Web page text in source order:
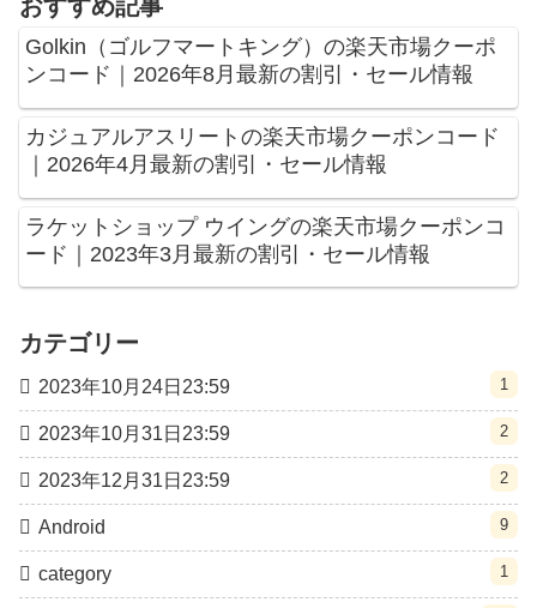
おすすめ記事
Golkin（ゴルフマートキング）の楽天市場クーポ
ンコード｜2026年8月最新の割引・セール情報
カジュアルアスリートの楽天市場クーポンコード
｜2026年4月最新の割引・セール情報
ラケットショップ ウイングの楽天市場クーポンコ
ード｜2023年3月最新の割引・セール情報
カテゴリー
2023年10月24日23:59 1
2023年10月31日23:59 2
2023年12月31日23:59 2
Android 9
category 1